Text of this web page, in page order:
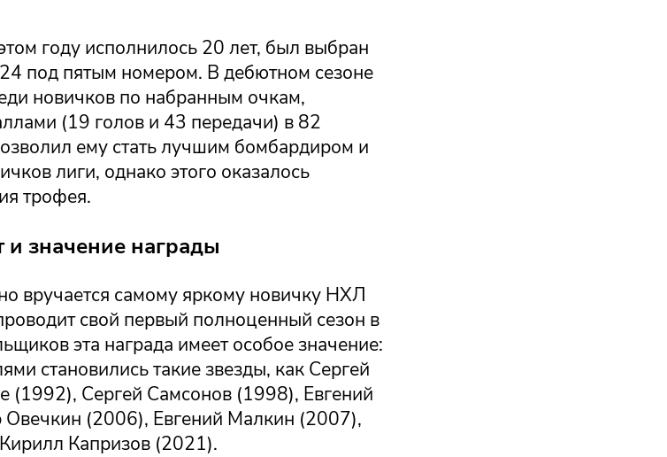
году исполнилось 20 лет, был выбран
под пятым номером. В дебютном сезоне
новичков по набранным очкам,
(19 голов и 43 передачи) в 82
ему стать лучшим бомбардиром и
лиги, однако этого оказалось
трофея.
и значение награды
вручается самому яркому новичку НХЛ
свой первый полноценный сезон в
эта награда имеет особое значение:
становились такие звезды, как Сергей
(1992), Сергей Самсонов (1998), Евгений
(2006), Евгений Малкин (2007),
Капризов (2021).